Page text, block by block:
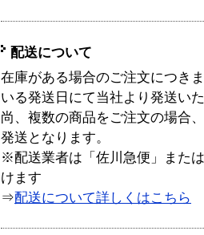
配送について
在庫がある場合のご注文につき
いる発送日にて当社より発送い
尚、複数の商品をご注文の場合
発送となります。
※配送業者は「佐川急便」また
けます
⇒配送について詳しくはこちら